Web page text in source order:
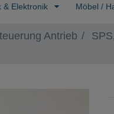
& Elektronik Möbel /
Antrieb